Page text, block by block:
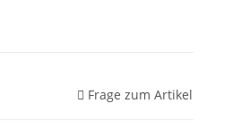
Frage zum Artikel